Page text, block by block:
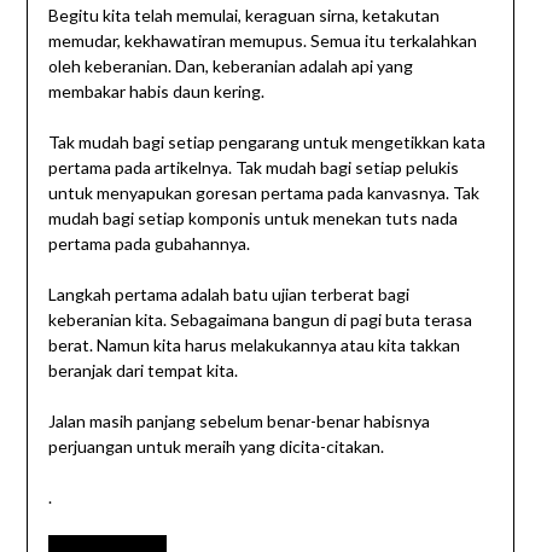
Begitu kita telah memulai, keraguan sirna, ketakutan
memudar, kekhawatiran memupus. Semua itu terkalahkan
oleh keberanian. Dan, keberanian adalah api yang
membakar habis daun kering.
Tak mudah bagi setiap pengarang untuk mengetikkan kata
pertama pada artikelnya. Tak mudah bagi setiap pelukis
untuk menyapukan goresan pertama pada kanvasnya. Tak
mudah bagi setiap komponis untuk menekan tuts nada
pertama pada gubahannya.
Langkah pertama adalah batu ujian terberat bagi
keberanian kita. Sebagaimana bangun di pagi buta terasa
berat. Namun kita harus melakukannya atau kita takkan
beranjak dari tempat kita.
Jalan masih panjang sebelum benar-benar habisnya
perjuangan untuk meraih yang dicita-citakan.
.